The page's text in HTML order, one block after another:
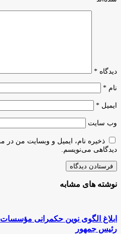
ساخت/
بیمارستان
دیدگاه *
نام *
ایمیل *
وب‌ سایت
ذخیره نام، ایمیل و وبسایت من در
دیدگاهی می‌نویسم.
نوشته های مشابه
ابلاغ الگوی نوین حکمرانی
رئیس جمهور